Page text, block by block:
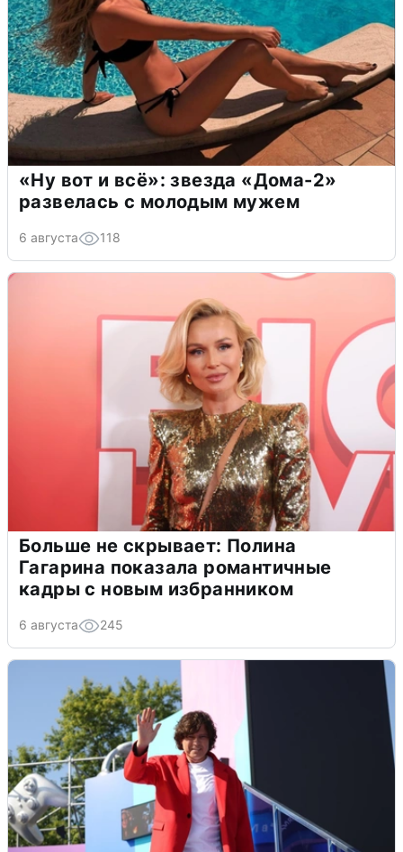
«Ну вот и всё»: звезда «Дома-2»
развелась с молодым мужем
6 августа 118
Больше не скрывает: Полина
Гагарина показала романтичные
кадры с новым избранником
6 августа 245